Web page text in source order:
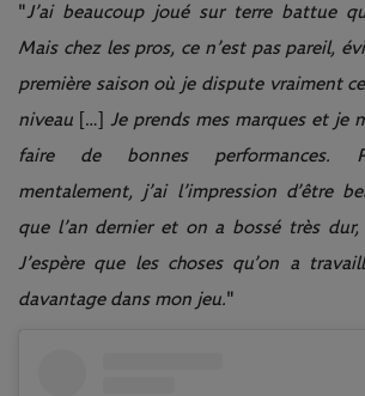
"J’ai beaucoup joué sur terre battue
Mais chez les pros, ce n’est pas pareil,
première saison où je dispute vraiment
niveau […] Je prends mes marques et je
faire de bonnes performances.
mentalement, j’ai l’impression d’être
que l’an dernier et on a bossé très dur,
J’espère que les choses qu’on a
davantage dans mon jeu."